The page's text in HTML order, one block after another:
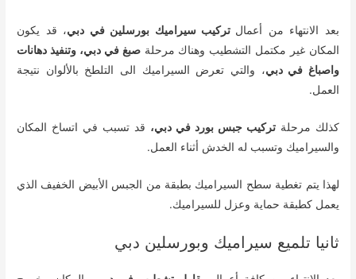
بعد الانتهاء من أعمال تركيب سيراميك بورسلين في دبي، قد يكون
المكان غير مكتمل التشطيب وهناك مرحلةصبغ في دبي، وتنفيذ دهانات
واصباغ في دبي، والتي تعرض السيراميك الى التلطخ بالألوان نتيجة
العمل.
كذلك مرحلةتركيب جبس بورد في دبي، قد تسبب في اتساخ المكان
والسيراميك وتسبب له الخدش أثناء العمل.
لهذا يتم تغطية سطح السيراميك بطبقة من الجبس الأبيض الخفيف الذي
يعمل كطبقة حماية وعزل للسيراميك.
ثانيا تلميع سيراميك وبورسلين دبي